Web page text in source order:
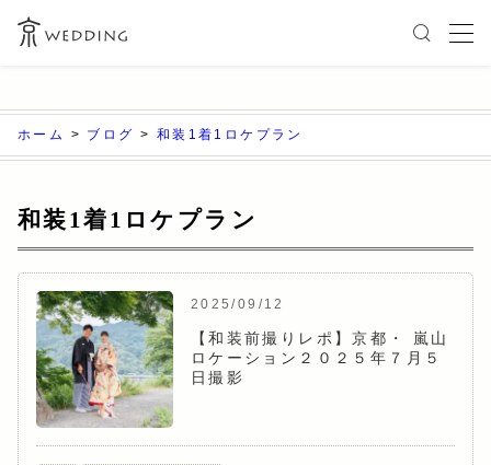
ホーム > ブログ > 和装1着1ロケプラン
和装1着1ロケプラン
2025/09/12
【和装前撮りレポ】京都・ 嵐山
ロケーション２０２５年７月５
日撮影